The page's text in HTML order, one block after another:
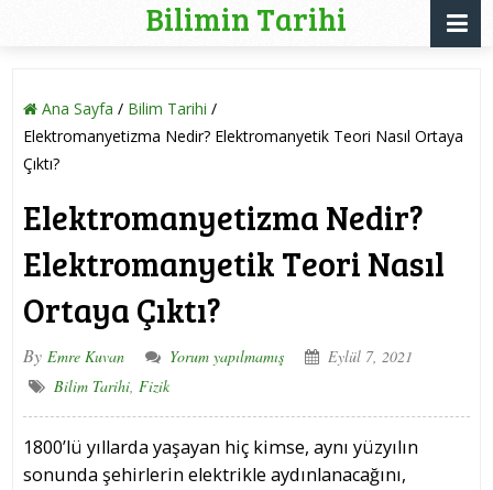
Bilimin Tarihi
Ana Sayfa / Bilim Tarihi /
Elektromanyetizma Nedir? Elektromanyetik Teori Nasıl Ortaya
Çıktı?
Elektromanyetizma Nedir?
Elektromanyetik Teori Nasıl
Ortaya Çıktı?
By Emre Kuvan Yorum yapılmamış
Eylül 7, 2021
Bilim Tarihi, Fizik
1800’lü yıllarda yaşayan hiç kimse, aynı yüzyılın
sonunda şehirlerin elektrikle aydınlanacağını,